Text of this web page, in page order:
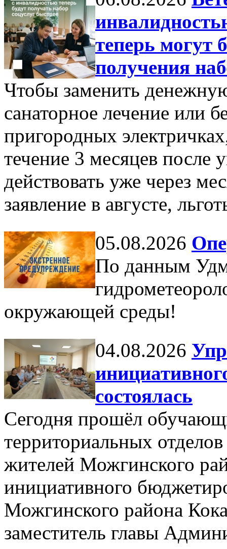
теперь могут
получения
Чтобы заменить
санаторное лечение или
пригородных
течение 3 месяцев после
действовать уже через
заявление в августе,
05.08.2026
По данным
окружающей среды!
04.08.2026
состоялась
Сегодня прошёл
территориальных
жителей Можгинского
инициативного
Можгинского района
заместитель главы